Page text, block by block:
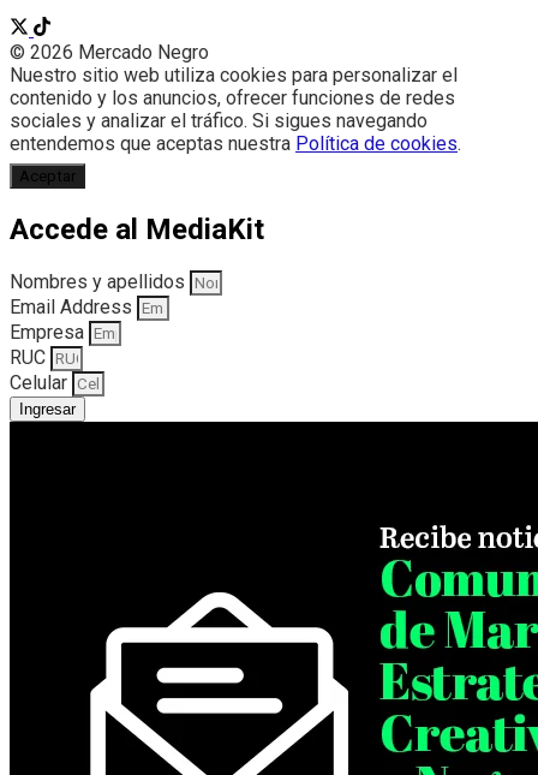
© 2026 Mercado Negro
Nuestro sitio web utiliza cookies para personalizar el
contenido y los anuncios, ofrecer funciones de redes
sociales y analizar el tráfico. Si sigues navegando
entendemos que aceptas nuestra Política de cookies.
Aceptar
Accede al MediaKit
Nombres y apellidos
Email Address
Empresa
RUC
Celular
Ingresar